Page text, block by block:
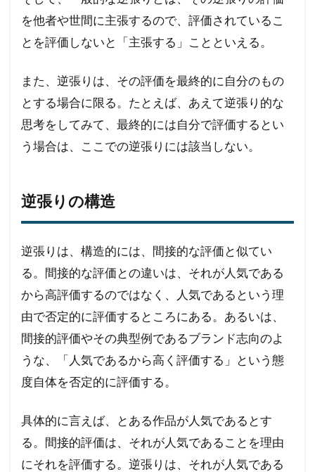
を他者や世間に主張するので、評価されているこ
とを評価しないと「主張する」ことといえる。
また、逆張りは、その評価を最終的に自分のもの
とする場合に限る。たとえば、あえて逆張り的な
思考をしてみて、最終的には自分で評価するとい
う場合は、ここでの逆張りには該当しない。
逆張りの構造
逆張りは、構造的には、間接的な評価と似てい
る。間接的な評価との違いは、それが人気である
から高評価するのではなく、人気であるという理
由で否定的に評価するところにある。あるいは、
間接的評価やその典型例であるブランド志向のよ
うな、「人気であるから高く評価する」という態
度自体を否定的に評価する。
具体的に言えば、とある作品が人気であるとす
る。間接的評価は、それが人気であることを理由
にそれを評価する。逆張りは、それが人気である